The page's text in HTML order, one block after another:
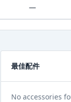
—
最佳配件
No accessories